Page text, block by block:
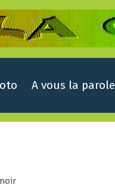
A vous la parole